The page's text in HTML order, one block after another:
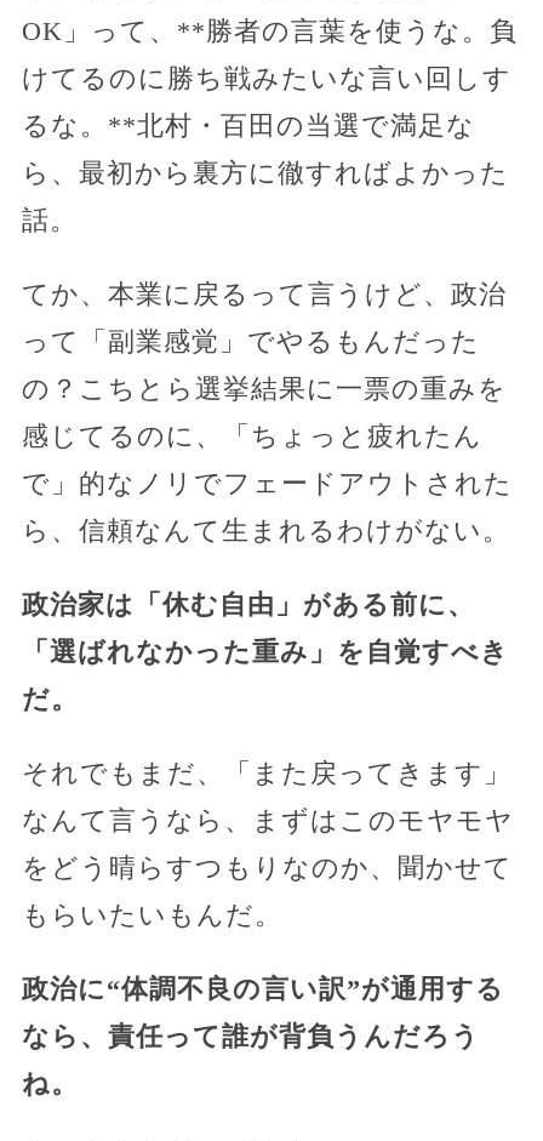
OK」って、**勝者の言葉を使うな。負
けてるのに勝ち戦みたいな言い回しす
るな。**北村・百田の当選で満足な
ら、最初から裏方に徹すればよかった
話。
てか、本業に戻るって言うけど、政治
って「副業感覚」でやるもんだった
の？こちとら選挙結果に一票の重みを
感じてるのに、「ちょっと疲れたん
で」的なノリでフェードアウトされた
ら、信頼なんて生まれるわけがない。
政治家は「休む自由」がある前に、
「選ばれなかった重み」を自覚すべき
だ。
それでもまだ、「また戻ってきます」
なんて言うなら、まずはこのモヤモヤ
をどう晴らすつもりなのか、聞かせて
もらいたいもんだ。
政治に“体調不良の言い訳”が通用する
なら、責任って誰が背負うんだろう
ね。